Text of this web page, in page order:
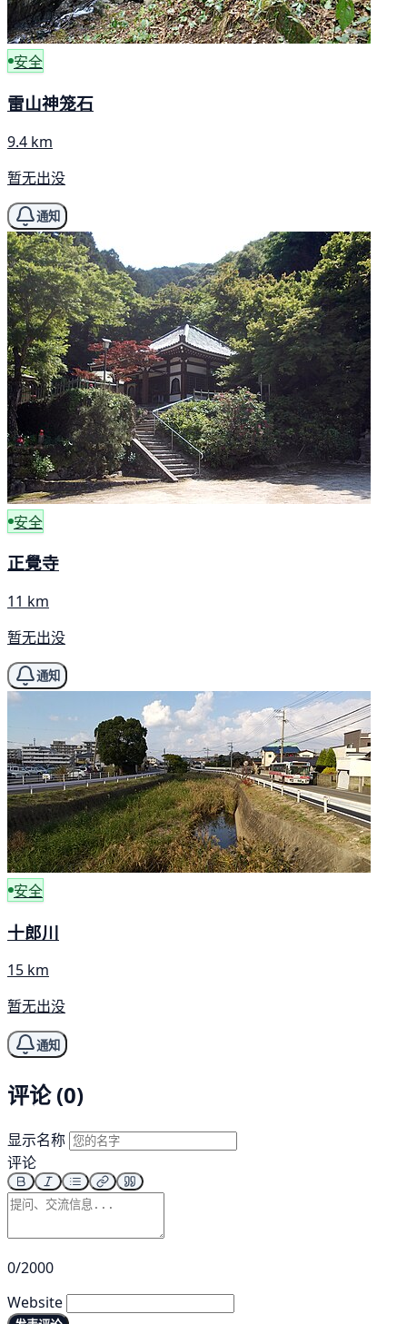
安全
雷山神笼石
9.4 km
暂无出没
通知
安全
正覺寺
11 km
暂无出没
通知
安全
十郎川
15 km
暂无出没
通知
评论 (0)
显示名称
评论
0/2000
Website